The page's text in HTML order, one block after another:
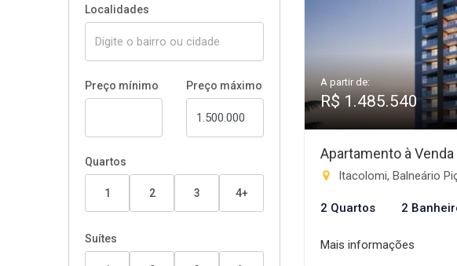
Localidades
Preço mínimo Preço máximo
Quartos
1 2 3 4+
Suítes
A partir de:
R$ 1.485.540
Apartamento à
Itacolomi, Balneário
2 Quartos 2
Mais informações